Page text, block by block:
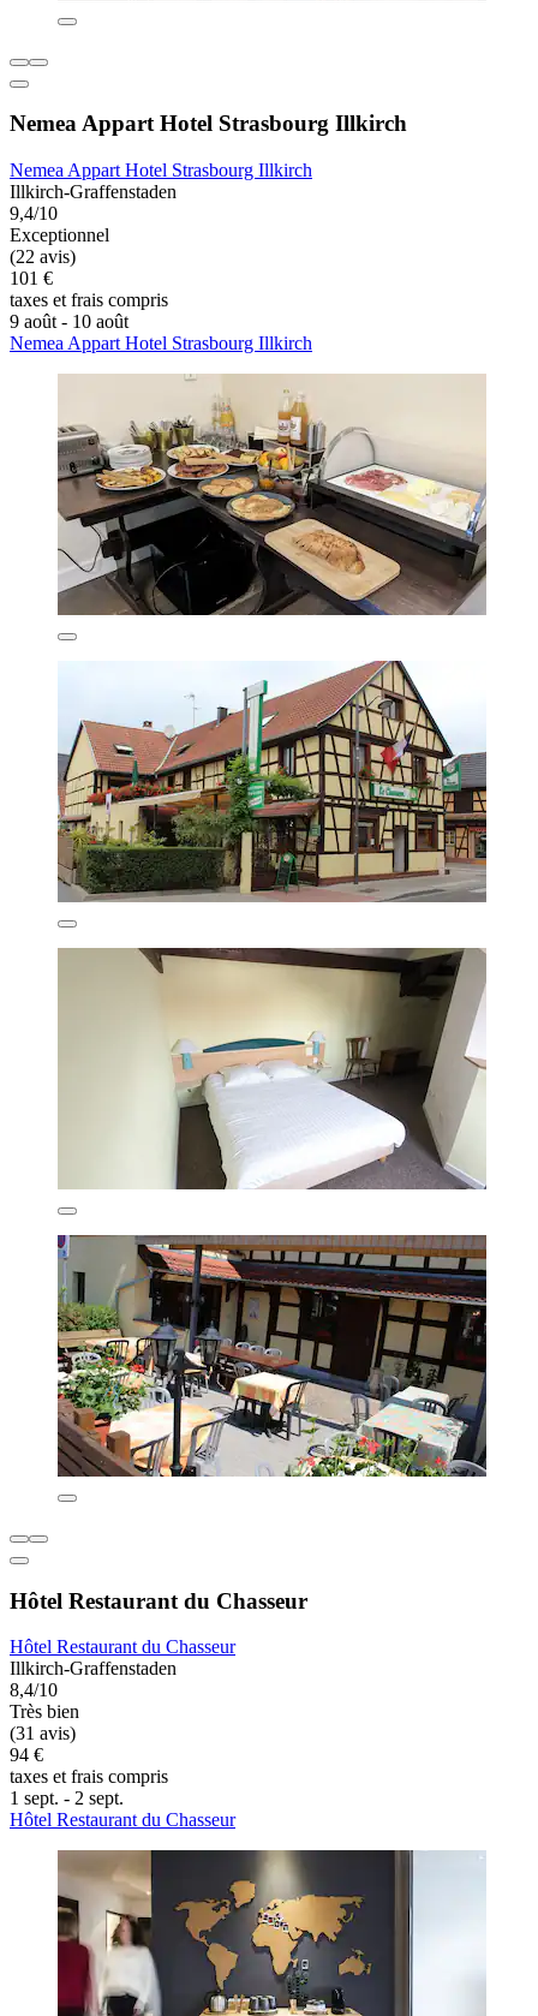
Nemea Appart Hotel Strasbourg Illkirch
Nemea Appart Hotel Strasbourg Illkirch
Illkirch-Graffenstaden
9,4/10
Exceptionnel
(22 avis)
101 €
taxes et frais compris
9 août - 10 août
Nemea Appart Hotel Strasbourg Illkirch
Hôtel Restaurant du Chasseur
Hôtel Restaurant du Chasseur
Illkirch-Graffenstaden
8,4/10
Très bien
(31 avis)
94 €
taxes et frais compris
1 sept. - 2 sept.
Hôtel Restaurant du Chasseur